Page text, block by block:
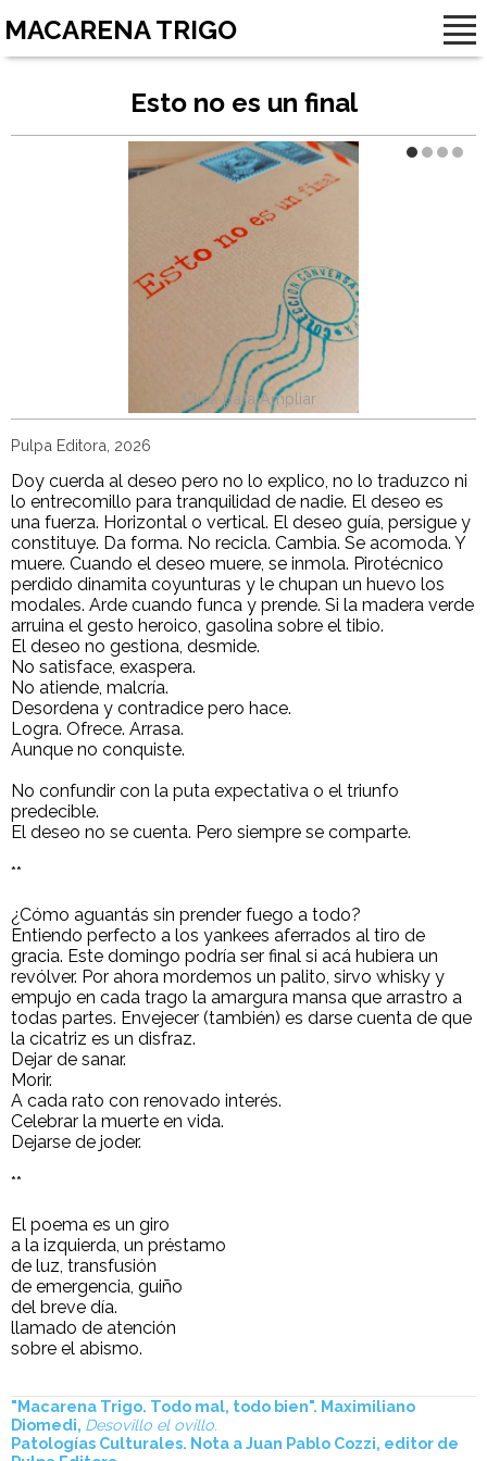
MACARENA TRIGO
Esto no es un final
Pulpa Editora, 2026
Doy cuerda al deseo pero no lo explico, no lo traduzco ni
lo entrecomillo para tranquilidad de nadie. El deseo es
una fuerza. Horizontal o vertical. El deseo guía, persigue y
constituye. Da forma. No recicla. Cambia. Se acomoda. Y
muere. Cuando el deseo muere, se inmola. Pirotécnico
perdido dinamita coyunturas y le chupan un huevo los
modales. Arde cuando funca y prende. Si la madera verde
arruina el gesto heroico, gasolina sobre el tibio.
El deseo no gestiona, desmide.
No satisface, exaspera.
No atiende, malcría.
Desordena y contradice pero hace.
Logra. Ofrece. Arrasa.
Aunque no conquiste.
No confundir con la puta expectativa o el triunfo
predecible.
El deseo no se cuenta. Pero siempre se comparte.
**
¿Cómo aguantás sin prender fuego a todo?
Entiendo perfecto a los yankees aferrados al tiro de
gracia. Este domingo podría ser final si acá hubiera un
revólver. Por ahora mordemos un palito, sirvo whisky y
empujo en cada trago la amargura mansa que arrastro a
todas partes. Envejecer (también) es darse cuenta de que
la cicatriz es un disfraz.
Dejar de sanar.
Morir.
A cada rato con renovado interés.
Celebrar la muerte en vida.
Dejarse de joder.
**
El poema es un giro
a la izquierda, un préstamo
de luz, transfusión
de emergencia, guiño
del breve día.
llamado de atención
sobre el abismo.
"Macarena Trigo. Todo mal, todo bien". Maximiliano
Diomedi, Desovillo el ovillo.
Patologías Culturales. Nota a Juan Pablo Cozzi, editor de